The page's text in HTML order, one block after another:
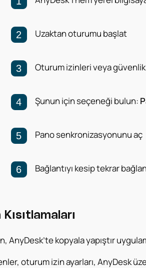
Uzaktan oturumu başlat
Oturum izinleri veya güvenlik
Şunun için seçeneği bulun:
Pano senkronizasyonunu aç
Bağlantıyı kesip tekrar
AnyDesk’te kopyala yapıştır
oturum izin ayarları, AnyDesk